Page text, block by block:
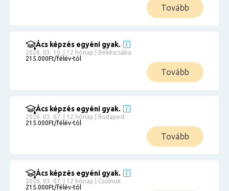
Tovább
Ács képzés egyéni gyak.
2026. 03. 10. | 12 hónap | Békéscsaba
215.000Ft/félév-tól
Tovább
Ács képzés egyéni gyak.
2026. 03. 07. | 12 hónap | Budapest
215.000Ft/félév-tól
Tovább
Ács képzés egyéni gyak.
2026. 03. 07. | 12 hónap | Csolnok
215.000Ft/félév-tól